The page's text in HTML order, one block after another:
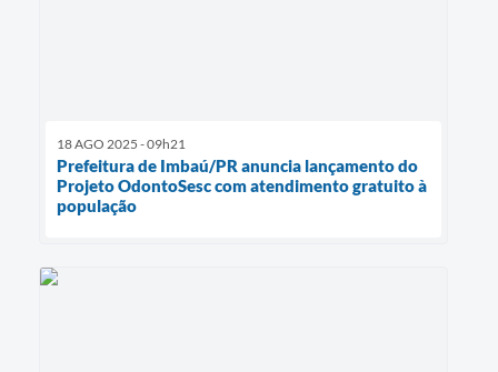
18 AGO 2025 - 09h21
Prefeitura de Imbaú/PR anuncia lançamento do
Projeto OdontoSesc com atendimento gratuito à
população